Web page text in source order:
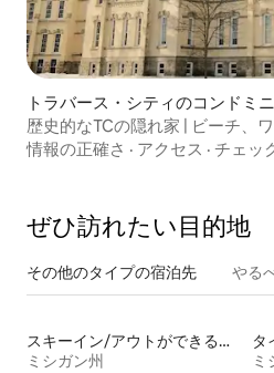
トラバース・シティのコンドミ
歴史的なTCの隠れ家 | ビーチ、
情報の正確さ · アクセス · チェッ
ぜひ訪⁠れ⁠た⁠い目⁠的⁠地
その他のタ⁠イ⁠プ⁠の宿⁠泊⁠先 やる
スキーイン/アウトができる宿泊先
ミシガン州
タ
ミ